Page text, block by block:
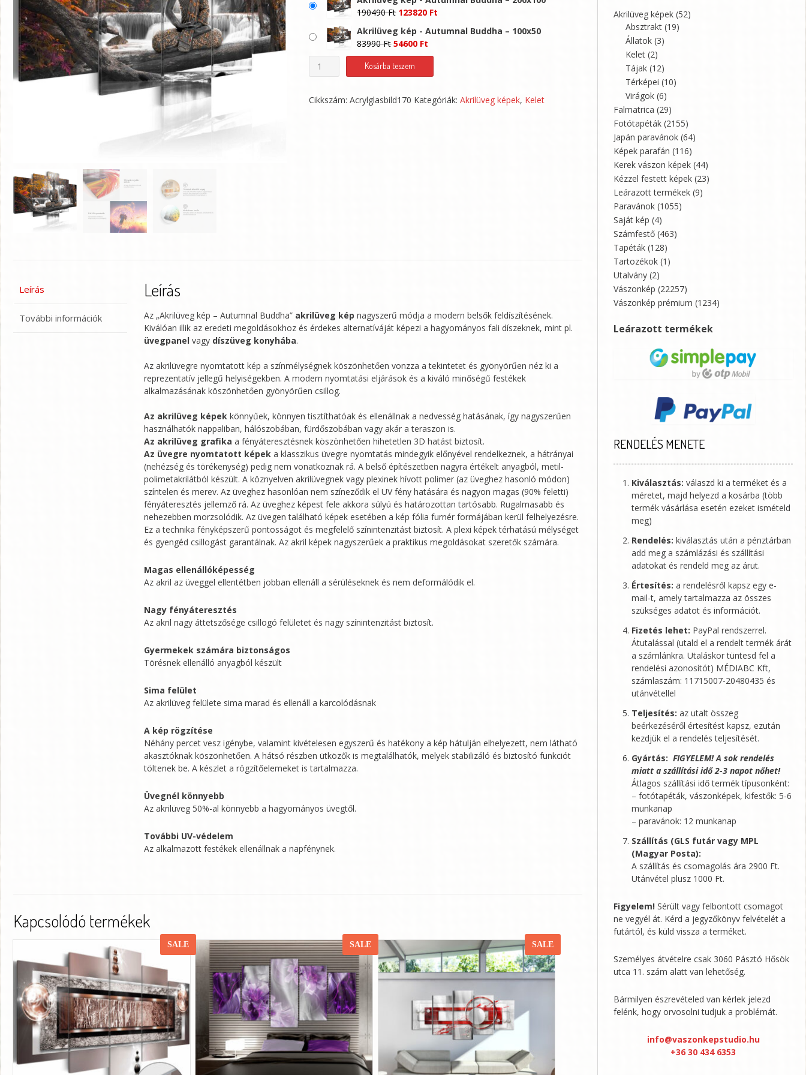
190490Ft Original
was:
190490 Ft.
123820 Ft
is:
Akrilüveg kép - Autumnal Buddha – 100x50
83990FtOriginal
price
was:
83990 Ft.
54600 Ft
price
54600 Ft.
Akrilüveg
kép
-
Kosárba teszem
Cikkszám:Acrylglasbild170 Kategóriák:Akrilüveg képek, Kelet
Leírás
További információk
Leírás
Az „Akrilüveg kép – Autumnal Buddha” akrilüveg kép nagyszerű módja a modern belsők feldíszítésének.
Kiválóan illik az eredeti megoldásokhoz és érdekes alternatíváját képezi a hagyományos fali díszeknek, mint pl.
üvegpanel vagy díszüveg konyhába.
Az akrilüvegre nyomtatott kép a színmélységnek köszönhetően vonzza a tekintetet és gyönyörűen néz ki a
reprezentatív jellegű helyiségekben. A modern nyomtatási eljárások és a kiváló minőségű festékek
alkalmazásának köszönhetően gyönyörűen csillog.
Az akrilüveg képek könnyűek, könnyen tisztíthatóak és ellenállnak a nedvesség hatásának, így nagyszerűen
használhatók nappaliban, hálószobában, fürdőszobában vagy akár a teraszon is.
Az akrilüveg grafika a fényáteresztésnek köszönhetően hihetetlen 3D hatást biztosít.
Az üvegre nyomtatott képek a klasszikus üvegre nyomtatás mindegyik előnyével rendelkeznek, a hátrányai
(nehézség és törékenység) pedig nem vonatkoznak rá. A belső építészetben nagyra értékelt anyagból, metil-
polimetakrilátból készült. A köznyelven akrilüvegnek vagy plexinek hívott polimer (az üveghez hasonló módon)
színtelen és merev. Az üveghez hasonlóan nem színeződik el UV fény hatására és nagyon magas (90% feletti)
fényáteresztés jellemző rá. Az üveghez képest fele akkora súlyú és határozottan tartósabb. Rugalmasabb és
nehezebben morzsolódik. Az üvegen található képek esetében a kép fólia furnér formájában kerül felhelyezésre.
Ez a technika fényképszerű pontosságot és megfelelő színintenzitást biztosít. A plexi képek térhatású mélységet
és gyengéd csillogást garantálnak. Az akril képek nagyszerűek a praktikus megoldásokat szeretők számára.
Magas ellenállóképesség
Az akril az üveggel ellentétben jobban ellenáll a sérüléseknek és nem deformálódik el.
Nagy fényáteresztés
Az akril nagy áttetszősége csillogó felületet és nagy színintenzitást biztosít.
Gyermekek számára biztonságos
Törésnek ellenálló anyagból készült
Sima felület
Az akrilüveg felülete sima marad és ellenáll a karcolódásnak
A kép rögzítése
Néhány percet vesz igénybe, valamint kivételesen egyszerű és hatékony a kép hátulján elhelyezett, nem látható
akasztóknak köszönhetően. A hátsó részben ütközők is megtalálhatók, melyek stabilizáló és biztosító funkciót
töltenek be. A készlet a rögzítőelemeket is tartalmazza.
Üvegnél könnyebb
Az akrilüveg 50%-al könnyebb a hagyományos üvegtől.
További UV-védelem
Az alkalmazott festékek ellenállnak a napfénynek.
Kapcsolódó termékek
SALE SALE SALE
Akrilüveg képek (52)
Absztrakt (19)
Állatok (3)
Kelet (2)
Tájak (12)
Térképei (10)
Virágok (6)
Falmatrica (29)
Fotótapéták (2155)
Japán paravánok (64)
Képek parafán (116)
Kerek vászon képek (44)
Kézzel festett képek (23)
Leárazott termékek (9)
Paravánok (1055)
Saját kép (4)
Számfestő (463)
Tapéták (128)
Tartozékok (1)
Utalvány (2)
Vászonkép (22257)
Vászonkép prémium (1234)
Leárazott termékek
RENDELÉS MENETE
Kiválasztás: válaszd ki a terméket és a
méretet, majd helyezd a kosárba (több
termék vásárlása esetén ezeket ismételd
meg)
Rendelés: kiválasztás után a pénztárban
add meg a számlázási és szállítási
adatokat és rendeld meg az árut.
Értesítés: a rendelésről kapsz egy e-
mail-t, amely tartalmazza az összes
szükséges adatot és információt.
Fizetés lehet: PayPal rendszerrel.
Átutalással (utald el a rendelt termék árát
a számlánkra. Utaláskor tüntesd fel a
rendelési azonosítót) MÉDIABC Kft,
számlaszám: 11715007-20480435 és
utánvétellel
Teljesítés: az utalt összeg
beérkezéséről értesítést kapsz, ezután
kezdjük el a rendelés teljesítését.
Gyártás: FIGYELEM! A sok rendelés
miatt a szállítási idő 2-3 napot nőhet!
Átlagos szállítási idő termék típusonként:
– fotótapéták, vászonképek, kifestők: 5-6
munkanap
– paravánok: 12 munkanap
Szállítás (GLS futár vagy MPL
(Magyar Posta):
A szállítás és csomagolás ára 2900 Ft.
Utánvétel plusz 1000 Ft.
Figyelem! Sérült vagy felbontott csomagot
ne vegyél át. Kérd a jegyzőkönyv felvételét a
futártól, és küld vissza a terméket.
Személyes átvételre csak 3060 Pásztó Hősök
utca 11. szám alatt van lehetőség.
Bármilyen észrevételed van kérlek jelezd
felénk, hogy orvosolni tudjuk a problémát.
info@vaszonkepstudio.hu
+36 30 434 6353